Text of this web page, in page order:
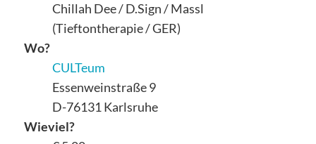
Chillah Dee / D.Sign / Massl
(Tieftontherapie / GER)
Wo?
CULTeum
Essenweinstraße 9
D-76131 Karlsruhe
Wieviel?